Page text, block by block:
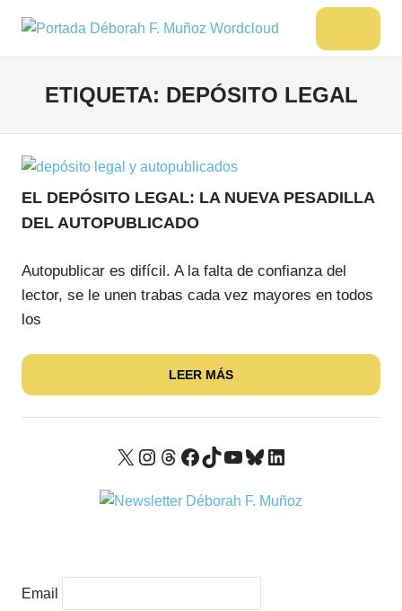
contenido
DÉBORAH
MUÑOZ
Libros,
cultura,
más
ETIQUETA: DEPÓSITO LEGAL
EL DEPÓSITO LEGAL: LA NUEVA PESADILLA
DEL AUTOPUBLICADO
Autopublicar es difícil. A la falta de confianza del
lector, se le unen trabas cada vez mayores en todos
los
LEER MÁS
X Instagram
Threads
Facebook
TikTok
YouTube
Bluesky
LinkedIn
Email